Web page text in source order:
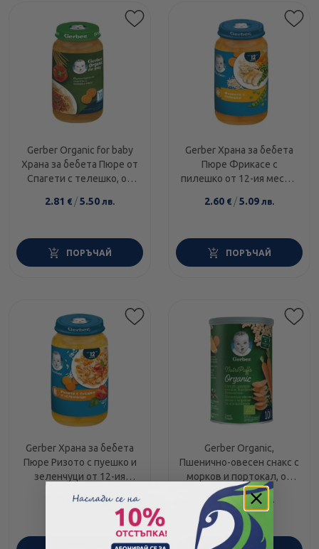
Gerber Organic for baby
Храна за бебета Пюре от
Спагети с телешко, от
2.81 € /5.50 лв.
ПОРЪЧАЙ
Gerber Храна за бебета
Пюре Фрикасе с
пилешко от 12-ия месец,
2.60 € /5.09 лв.
ПОРЪЧАЙ
Gerber Храна за бебета
Пюре Ризото с пуешко и
зеленчуци от 12-ия
/5.09лв.
Gerber Organic,
Пшенично-овесен снакс с
морков и портокал, от
10-ия месец, 35g
2.45€ /4.79лв.